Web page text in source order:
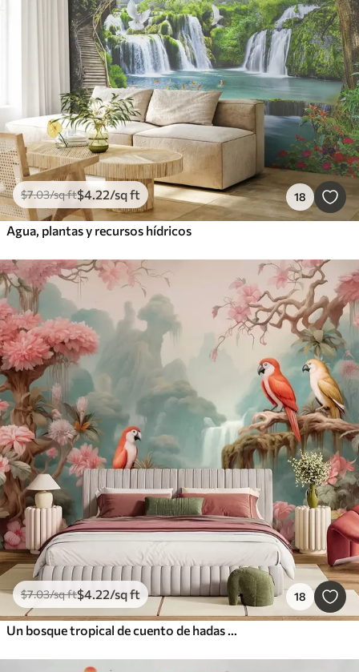
$7.03/sq ft$4.22/sq ft 18
Agua, plantas y recursos hídricos
$7.03/sq ft$4.22/sq ft 18
Un bosque tropical de cuento de hadas con loros, árboles en flor con flores rosas y una cascada.